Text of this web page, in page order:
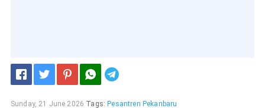
Sunday, 21 June 2026 Tags:Pesantren Pekanbaru